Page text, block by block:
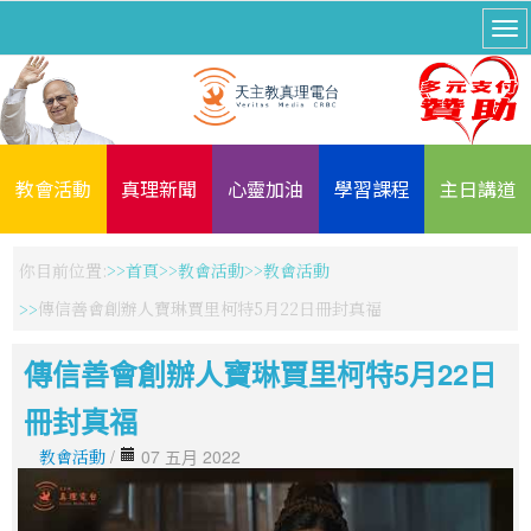
教會活動 真理新聞 心靈加油 學習課程 主日講道
你目前位置: 首頁 教會活動
教會活動
傳信善會創辦人寶琳賈里柯特5月22日冊封真福
傳信善會創辦人寶琳賈里柯特5月22日
冊封真福
教會活動 / 07 五月 2022